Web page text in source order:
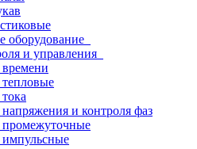
оборудование
и управления
времени
тепловые
напряжения и контроля фаз
промежуточные
импульсные